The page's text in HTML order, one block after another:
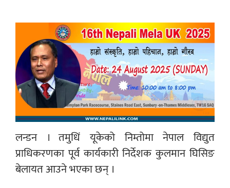
लन्डन । तमुधिं यूकेको निम्तोमा नेपाल विद्युत
प्राधिकरणका पूर्व कार्यकारी निर्देशक कुलमान घिसिङ
बेलायत आउने भएका छन् ।